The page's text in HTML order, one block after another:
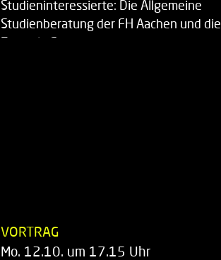
Studieninteressierte: Die Allgemeine
Studienberatung der FH Aachen und die
Zentrale Studienberatung…
VORTRAG
Mo. 12.10. um 17.15 Uhr